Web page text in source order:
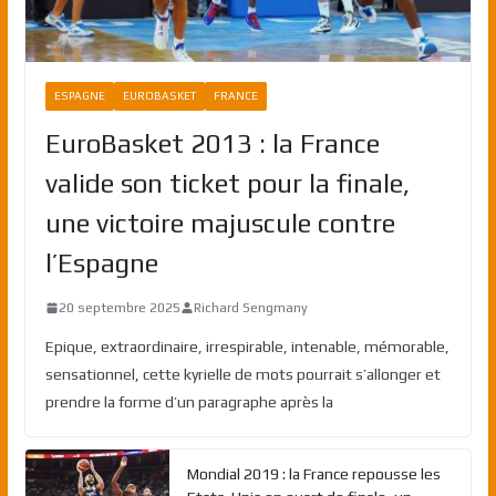
ESPAGNE EUROBASKET FRANCE
EuroBasket 2013 : la France
valide son ticket pour la finale,
une victoire majuscule contre
l’Espagne
20 septembre 2025 Richard Sengmany
Epique, extraordinaire, irrespirable, intenable, mémorable,
sensationnel, cette kyrielle de mots pourrait s’allonger et
prendre la forme d’un paragraphe après la
Mondial 2019 : la France repousse les